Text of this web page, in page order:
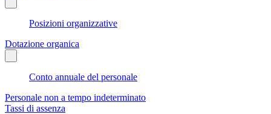
Posizioni organizzative
Dotazione organica
Conto annuale del personale
Personale non a tempo indeterminato
Tassi di assenza